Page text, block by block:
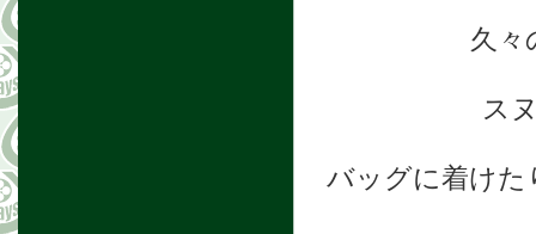
久々
ス
バッグに着けた